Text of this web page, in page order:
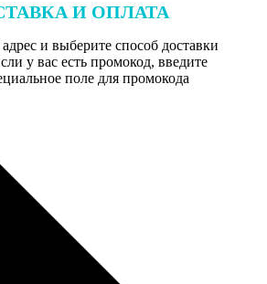
И ОПЛАТА
и выберите способ доставки
у вас есть промокод, введите
поле для промокода